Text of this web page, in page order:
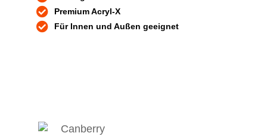
Premium Acryl-X
Für Innen und Außen geeignet